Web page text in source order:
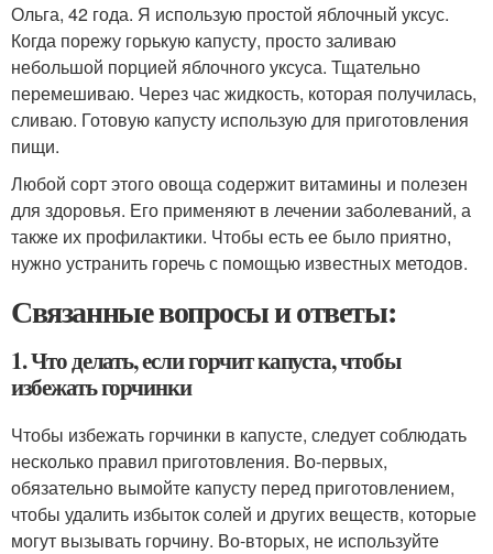
Ольга, 42 года. Я использую простой яблочный уксус.
Когда порежу горькую капусту, просто заливаю
небольшой порцией яблочного уксуса. Тщательно
перемешиваю. Через час жидкость, которая получилась,
сливаю. Готовую капусту использую для приготовления
пищи.
Любой сорт этого овоща содержит витамины и полезен
для здоровья. Его применяют в лечении заболеваний, а
также их профилактики. Чтобы есть ее было приятно,
нужно устранить горечь с помощью известных методов.
Связанные вопросы и ответы:
1. Что делать, если горчит капуста, чтобы
избежать горчинки
Чтобы избежать горчинки в капусте, следует соблюдать
несколько правил приготовления. Во-первых,
обязательно вымойте капусту перед приготовлением,
чтобы удалить избыток солей и других веществ, которые
могут вызывать горчину. Во-вторых, не используйте